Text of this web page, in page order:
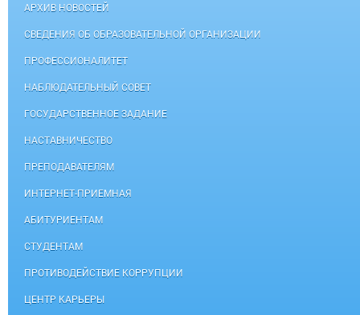
АРХИВ НОВОСТЕЙ
СВЕДЕНИЯ ОБ ОБРАЗОВАТЕЛЬНОЙ ОРГАНИЗАЦИИ
ПРОФЕССИОНАЛИТЕТ
НАБЛЮДАТЕЛЬНЫЙ СОВЕТ
ГОСУДАРСТВЕННОЕ ЗАДАНИЕ
НАСТАВНИЧЕСТВО
ПРЕПОДАВАТЕЛЯМ
ИНТЕРНЕТ-ПРИЕМНАЯ
АБИТУРИЕНТАМ
СТУДЕНТАМ
ПРОТИВОДЕЙСТВИЕ КОРРУПЦИИ
ЦЕНТР КАРЬЕРЫ